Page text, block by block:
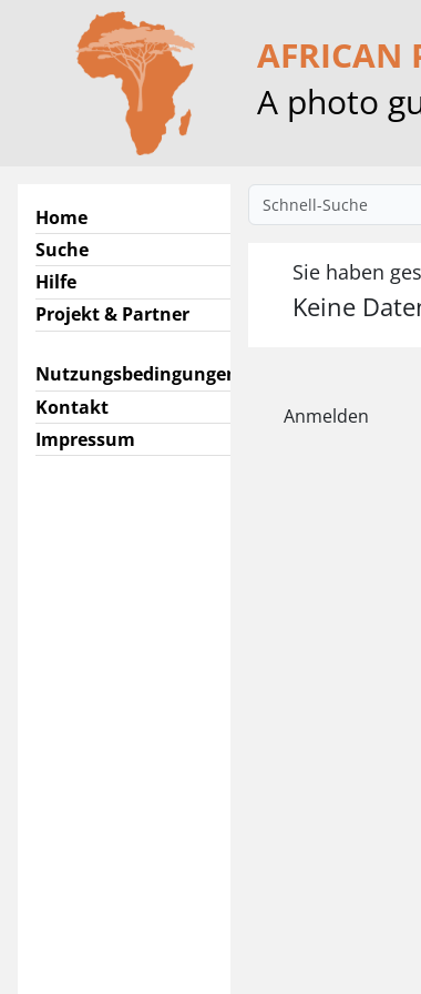
AFRICAN
A photo
Home
Suche
Hilfe
Projekt & Partner
Nutzungsbedingungen
Kontakt
Impressum
Sie haben
Keine
Anmelden